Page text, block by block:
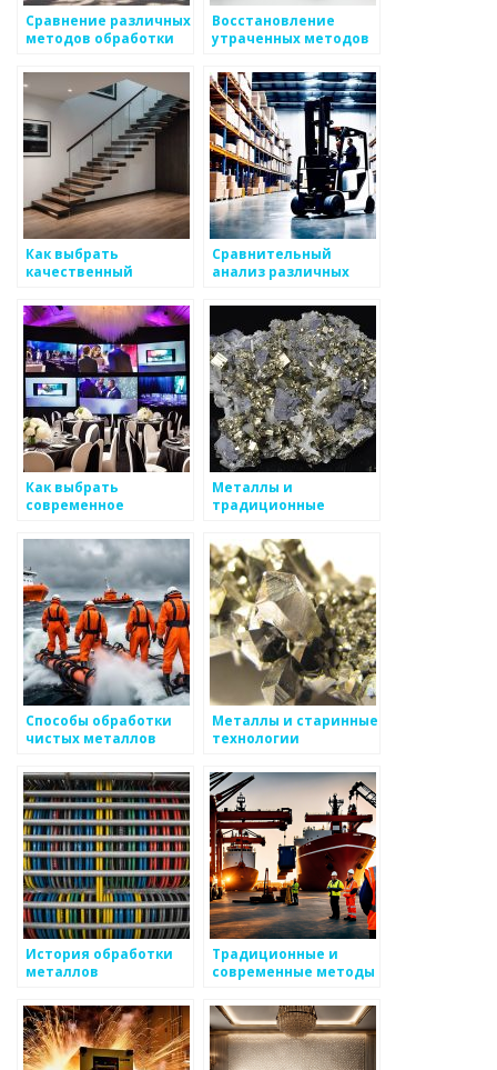
Сравнение различных
методов обработки
Восстановление
утраченных методов
Как выбрать
качественный
обработки металлов
Сравнительный
анализ различных
металлов
Как выбрать
современное
обработки металлов
Металлы и
традиционные
Способы обработки
чистых металлов
Металлы и старинные
технологии
История обработки
металлов
Традиционные и
современные методы